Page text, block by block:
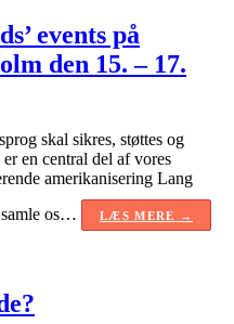
events på
den 15. – 17.
skal sikres, støttes og
en central del af vores
amerikanisering Lang
samle os…
LÆS MERE →